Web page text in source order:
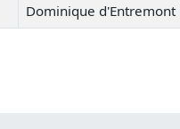
Dominique d'Entremont